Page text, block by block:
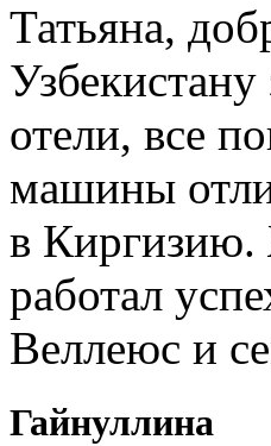
Татьяна,
отели, все
машины
в Киргизию.
работал
Веллеюс и
Гайнуллина